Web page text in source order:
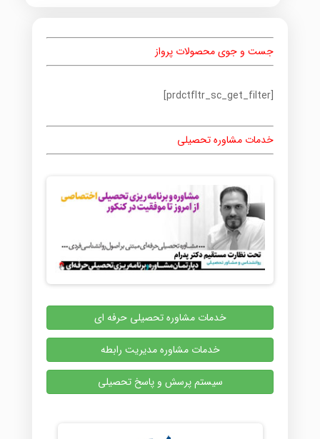
جست و جوی محصولات پرواز
[prdctfltr_sc_get_filter]
خدمات مشاوره تحصیلی
خدمات مشاوره تحصیلی حرفه ای
خدمات مشاوره مدیریت رابطه
سیستم پرسش و پاسخ تحصیلی